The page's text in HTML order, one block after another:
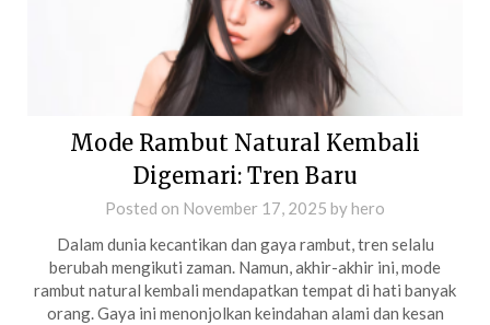
Mode Rambut Natural Kembali
Digemari: Tren Baru
Posted on November 17, 2025 byhero
Dalam dunia kecantikan dan gaya rambut, tren selalu
berubah mengikuti zaman. Namun, akhir-akhir ini, mode
rambut natural kembali mendapatkan tempat di hati banyak
orang. Gaya ini menonjolkan keindahan alami dan kesan